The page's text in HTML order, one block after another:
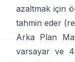
azaltmak için
tahmin eder (
Arka Plan
varsayar ve